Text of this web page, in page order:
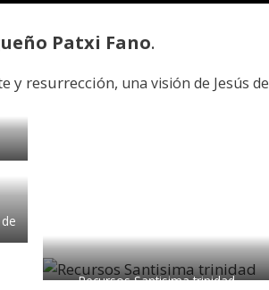
Patxi Fano.
y resurrección, una visión de Jesús de
Recursos Santisima trinidad